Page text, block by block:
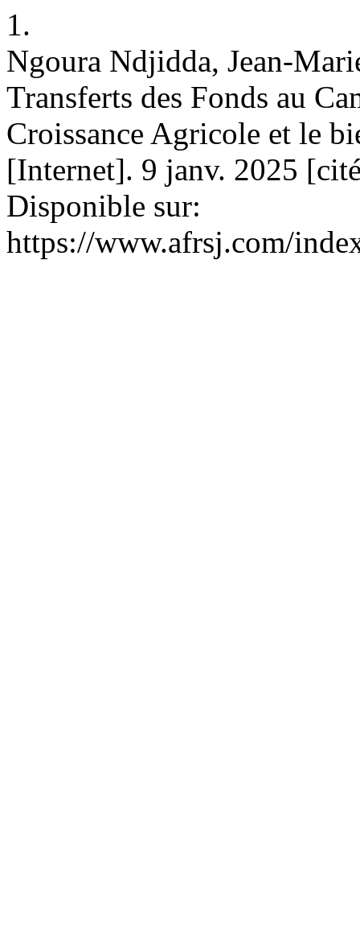
1.
Ngoura Ndjidda, Jean-
Transferts des Fonds au
Croissance Agricole et le
[Internet]. 9 janv. 2025
Disponible sur:
https://www.afrsj.com/